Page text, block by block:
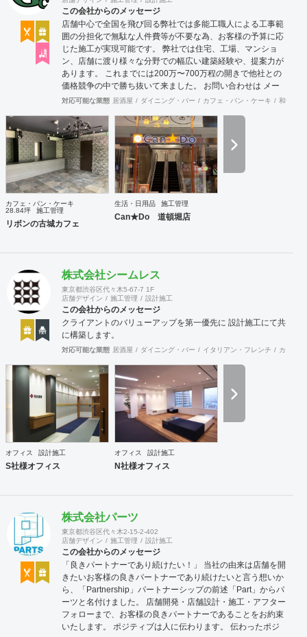
この会社からのメッセージ
店舗中心で全国を飛び回る弊社では多能工職人による工事範
囲の分担化で無駄な人件費等が不要な為、お客様の予算に応
じた施工が実現可能です。 弊社では住宅、工場、マンショ
ン、店舗に渡り様々な分野での幅広い建築経験や、提案力が
あります。 これまでには200万〜700万程の開きで他社との
価格競争の中で勝ち抜いて来ました。 お問い合わせは メー
ル（tenperhide31@icloud.com）からも承ります。 その他：
対応可能な業態 居酒屋 ダイニング・バー カフェ・パン・ケーキ 和食・
カフェ・パン・ケーキ
28.84坪
施工管理
リボンの古城カフェ
生活・日用品 施工管理
Can★Do 道頓堀店
株式会社シームレス
東京都渋谷区代々木5-67-7 1F
店舗デザイン
施工管理 設計施工
この会社からのメッセージ
クライアントのバリューアップを第一優先に 設計施工にて共
に構築します。
対応可能な業態 居酒屋 ダイニング・バー イタリアン・フレンチ カフェ
オフィス 設計施工
S社様オフィス
オフィス 設計施工
N社様オフィス
株式会社パーツ
東京都渋谷区代々木2-15-2-402
店舗デザイン
施工管理 設計施工
この会社からのメッセージ
「良きパートナーであり続けたい！」 当社の由来は店舗を開
きたいお客様の良きパートナーであり続けたいと言う想いか
ら、「Partnership」パートナーシップの前述「Part」からパ
ーツと名付けました。 店舗開発・店舗設計・施工・アフター
フォローまで、お客様の良きパートナーであることをお約束
いたします。 ポジティブは人に伝わります。 伝わったポジ